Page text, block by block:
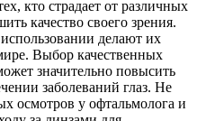
кто страдает от различных
качество своего зрения.
делают их
Выбор качественных
значительно повысить
заболеваний глаз. Не
осмотров у офтальмолога и